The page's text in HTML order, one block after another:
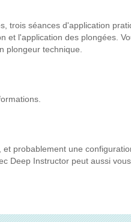
trois séances d'application
et l'application des plongées.
plongeur technique.
probablement une
Deep Instructor peut aussi